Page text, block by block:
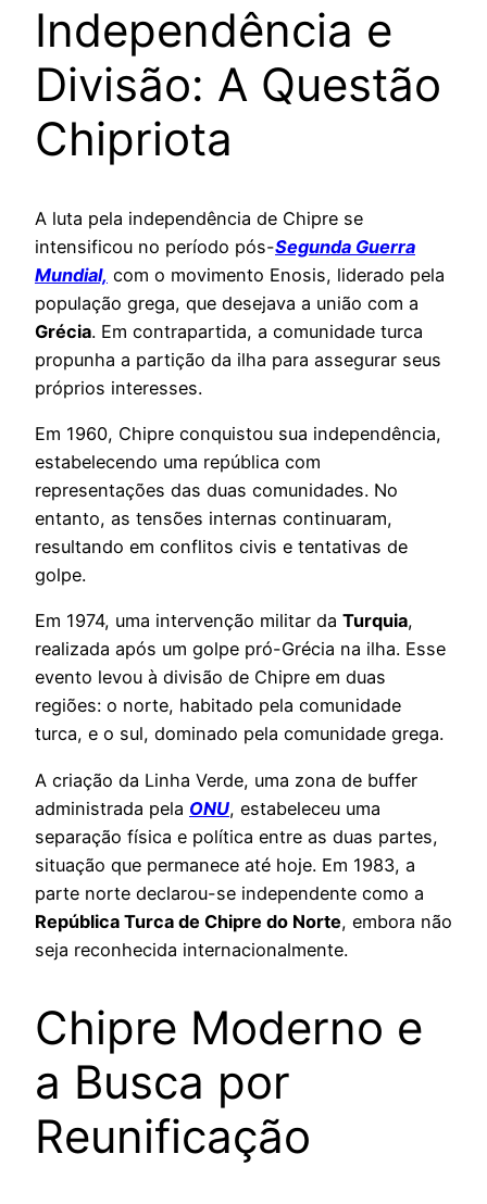
Independência e
Divisão: A Questão
Chipriota
A luta pela independência de Chipre se
intensificou no período pós-Segunda Guerra
Mundial, com o movimento Enosis, liderado pela
população grega, que desejava a união com a
Grécia. Em contrapartida, a comunidade turca
propunha a partição da ilha para assegurar seus
próprios interesses.
Em 1960, Chipre conquistou sua independência,
estabelecendo uma república com
representações das duas comunidades. No
entanto, as tensões internas continuaram,
resultando em conflitos civis e tentativas de
golpe.
Em 1974, uma intervenção militar da Turquia,
realizada após um golpe pró-Grécia na ilha. Esse
evento levou à divisão de Chipre em duas
regiões: o norte, habitado pela comunidade
turca, e o sul, dominado pela comunidade grega.
A criação da Linha Verde, uma zona de buffer
administrada pela ONU, estabeleceu uma
separação física e política entre as duas partes,
situação que permanece até hoje. Em 1983, a
parte norte declarou-se independente como a
República Turca de Chipre do Norte, embora não
seja reconhecida internacionalmente.
Chipre Moderno e
a Busca por
Reunificação